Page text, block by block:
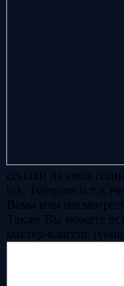
ссылки на свои
tok, Telegram и
Вами или
Также Вы можете
мастер-классов